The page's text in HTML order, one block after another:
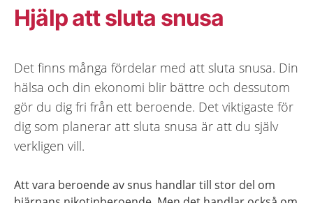
Hjälp att sluta snusa
Det finns många fördelar med att sluta snusa. Din
hälsa och din ekonomi blir bättre och dessutom
gör du dig fri från ett beroende. Det viktigaste för
dig som planerar att sluta snusa är att du själv
verkligen vill.
Att vara beroende av snus handlar till stor del om